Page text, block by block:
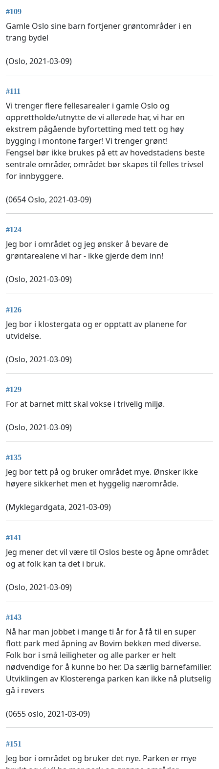
#109
Gamle Oslo sine barn fortjener grøntområder i en
trang bydel
(Oslo, 2021-03-09)
#111
Vi trenger flere fellesarealer i gamle Oslo og
opprettholde/utnytte de vi allerede har, vi har en
ekstrem pågående byfortetting med tett og høy
bygging i montone farger! Vi trenger grønt!
Fengsel bør ikke brukes på ett av hovedstadens beste
sentrale områder, området bør skapes til felles trivsel
for innbyggere.
(0654 Oslo, 2021-03-09)
#124
Jeg bor i området og jeg ønsker å bevare de
grøntarealene vi har - ikke gjerde dem inn!
(Oslo, 2021-03-09)
#126
Jeg bor i klostergata og er opptatt av planene for
utvidelse.
(Oslo, 2021-03-09)
#129
For at barnet mitt skal vokse i trivelig miljø.
(Oslo, 2021-03-09)
#135
Jeg bor tett på og bruker området mye. Ønsker ikke
høyere sikkerhet men et hyggelig nærområde.
(Myklegardgata, 2021-03-09)
#141
Jeg mener det vil være til Oslos beste og åpne området
og at folk kan ta det i bruk.
(Oslo, 2021-03-09)
#143
Nå har man jobbet i mange ti år for å få til en super
flott park med åpning av Bovim bekken med diverse.
Folk bor i små leiligheter og alle parker er helt
nødvendige for å kunne bo her. Da særlig barnefamilier.
Utviklingen av Klosterenga parken kan ikke nå plutselig
gå i revers
(0655 oslo, 2021-03-09)
#151
Jeg bor i området og bruker det nye. Parken er mye